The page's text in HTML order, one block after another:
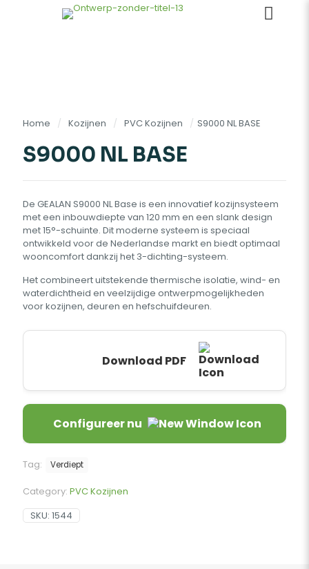
Home / Kozijnen / PVC Kozijnen / S9000 NL BASE
S9000 NL BASE
De GEALAN S9000 NL Base is een innovatief kozijnsysteem
met een inbouwdiepte van 120 mm en een slank design
met 15°-schuinte. Dit moderne systeem is speciaal
ontwikkeld voor de Nederlandse markt en biedt optimaal
wooncomfort dankzij het 3-dichting-systeem.
Het combineert uitstekende thermische isolatie, wind- en
waterdichtheid en veelzijdige ontwerpmogelijkheden
voor kozijnen, deuren en hefschuifdeuren.
Download PDF
Configureer nu
Tag: Verdiept
Category: PVC Kozijnen
SKU: 1544